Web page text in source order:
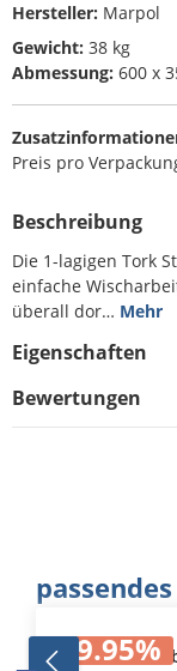
Hersteller: Marpol
Gewicht: 38 kg
Abmessung: 600 x
Preis pro
Beschreibung
Die 1-lagigen Tork
einfache
überall dor… Mehr
Eigenschaften
Bewertungen
Produktgalerie
9.95%
Zirkular-